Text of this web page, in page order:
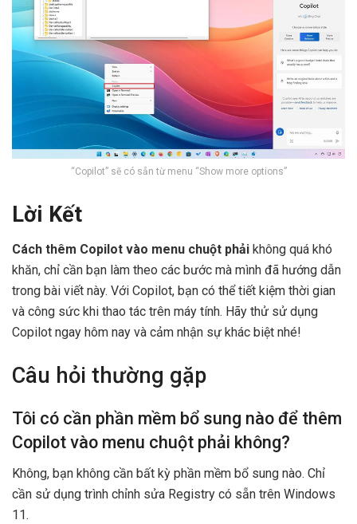
“Copilot” sẽ có sẵn từ menu “Show more options”
Lời Kết
Cách thêm Copilot vào menu chuột phải không quá khó
khăn, chỉ cần bạn làm theo các bước mà mình đã hướng dẫn
trong bài viết này. Với Copilot, bạn có thể tiết kiệm thời gian
và công sức khi thao tác trên máy tính. Hãy thử sử dụng
Copilot ngay hôm nay và cảm nhận sự khác biệt nhé!
Câu hỏi thường gặp
Tôi có cần phần mềm bổ sung nào để thêm
Copilot vào menu chuột phải không?
Không, bạn không cần bất kỳ phần mềm bổ sung nào. Chỉ
cần sử dụng trình chỉnh sửa Registry có sẵn trên Windows
11.